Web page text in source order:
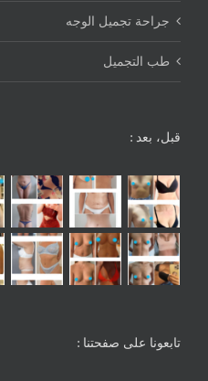
جراحة تجميل الوجه
طب التجميل
قبل، بعد :
تابعونا على صفحتنا :